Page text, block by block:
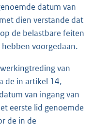
datum van
dien verstande dat
de belastbare feiten
voorgedaan.
van
de in artikel 14,
van ingang van
eerste lid genoemde
de in de